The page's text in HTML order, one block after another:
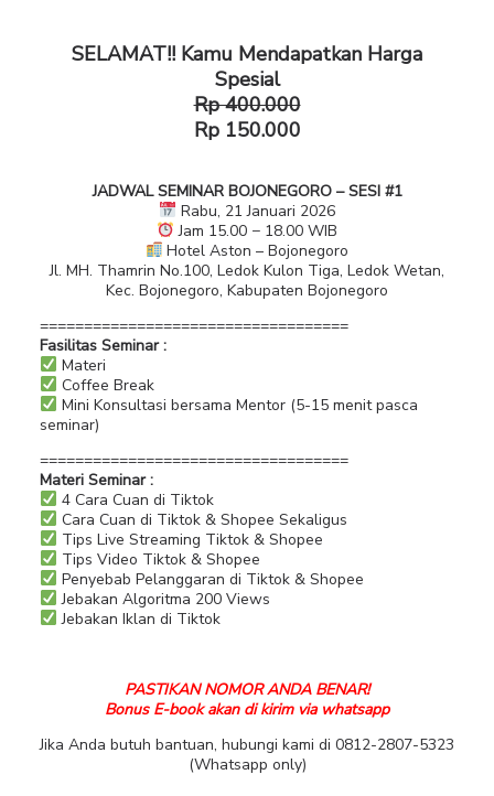
SELAMAT!! Kamu Mendapatkan Harga
Spesial
Rp 400.000
Rp 150.000
JADWAL SEMINAR BOJONEGORO – SESI #1
Rabu, 21 Januari 2026
Jam 15.00 − 18.00 WIB
Hotel Aston – Bojonegoro
Jl. MH. Thamrin No.100, Ledok Kulon Tiga, Ledok Wetan,
Kec. Bojonegoro, Kabupaten Bojonegoro
===================================
Fasilitas Seminar :
Materi
Coffee Break
Mini Konsultasi bersama Mentor (5-15 menit pasca
seminar)
===================================
Materi Seminar :
4 Cara Cuan di Tiktok
Cara Cuan di Tiktok & Shopee Sekaligus
Tips Live Streaming Tiktok & Shopee
Tips Video Tiktok & Shopee
Penyebab Pelanggaran di Tiktok & Shopee
Jebakan Algoritma 200 Views
Jebakan Iklan di Tiktok
PASTIKAN NOMOR ANDA BENAR!
Bonus E-book akan di kirim via whatsapp
Jika Anda butuh bantuan, hubungi kami di 0812-2807-5323
(Whatsapp only)